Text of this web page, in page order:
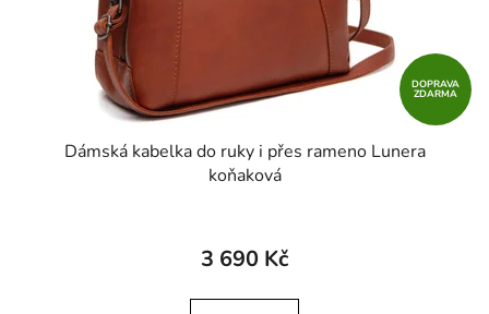
DOPRAVA
ZDARMA
Dámská kabelka do ruky i přes rameno Lunera
koňaková
3 690 Kč